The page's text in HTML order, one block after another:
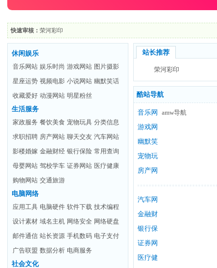
快速审核： 荣河彩印
休闲娱乐
音乐网站 娱乐时尚 游戏网站 图片摄影
星座运势 视频电影 小说网站 幽默笑话
收藏爱好 动漫网站 明星粉丝
生活服务
家政服务 餐饮美食 宠物玩具 分类信息
求职招聘 房产网站 聊天交友 汽车网站
影楼婚嫁 金融财经 银行保险 常用查询
母婴网站 驾校学车 证券网站 医疗健康
购物网站 交通旅游
电脑网络
应用工具 电脑硬件 软件下载 技术编程
设计素材 域名主机 网络安全 网络硬盘
邮件通信 站长资源 手机数码 电子支付
广告联盟 数据分析 电商服务
社会文化
站长推荐
荣河彩印
酷站导航
音乐网
站
amw导航
游戏网
站
幽默笑
话
宠物玩
具
房产网
站
汽车网
站
金融财
经
银行保
险
证券网
站
医疗健